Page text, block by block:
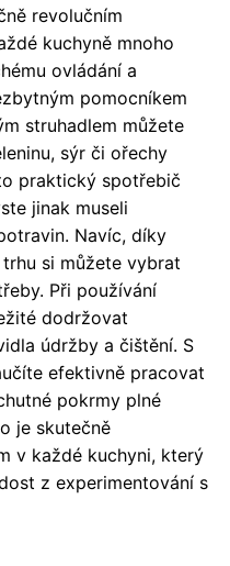
revolučním
kuchyně mnoho
ovládání a
pomocníkem
struhadlem můžete
sýr či ořechy
praktický spotřebič
jinak museli
Navíc, díky
si můžete vybrat
Při používání
dodržovat
údržby a čištění. S
efektivně pracovat
pokrmy plné
je skutečně
v každé kuchyni, který
z experimentování s